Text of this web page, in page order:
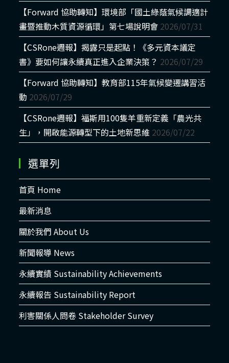
【Forward 協助轉知】環境部「國土綠蔭氣候調適計
畫暨推動木質資源循環」第七場說明會 2026/07/31
【CSRone週報】揭露只是起點！《多元資本議定
書》要如何讓永續真正進入企業決策？ 2026/07/29
【Forward 協助轉知】教育部115年氣候變遷講習活
動 2026/07/29
【CSRone週報】福斯用100隻羊重新定義「農光共
生」，開啟能源轉型下的土地新思維 2026/07/22
選單列
首頁 Home
最新消息
關於我們 About Us
新聞報導 News
永續實績 Sustainability Achievements
永續報告 Sustainability Report
利害關係人問卷 Stakeholder Survey